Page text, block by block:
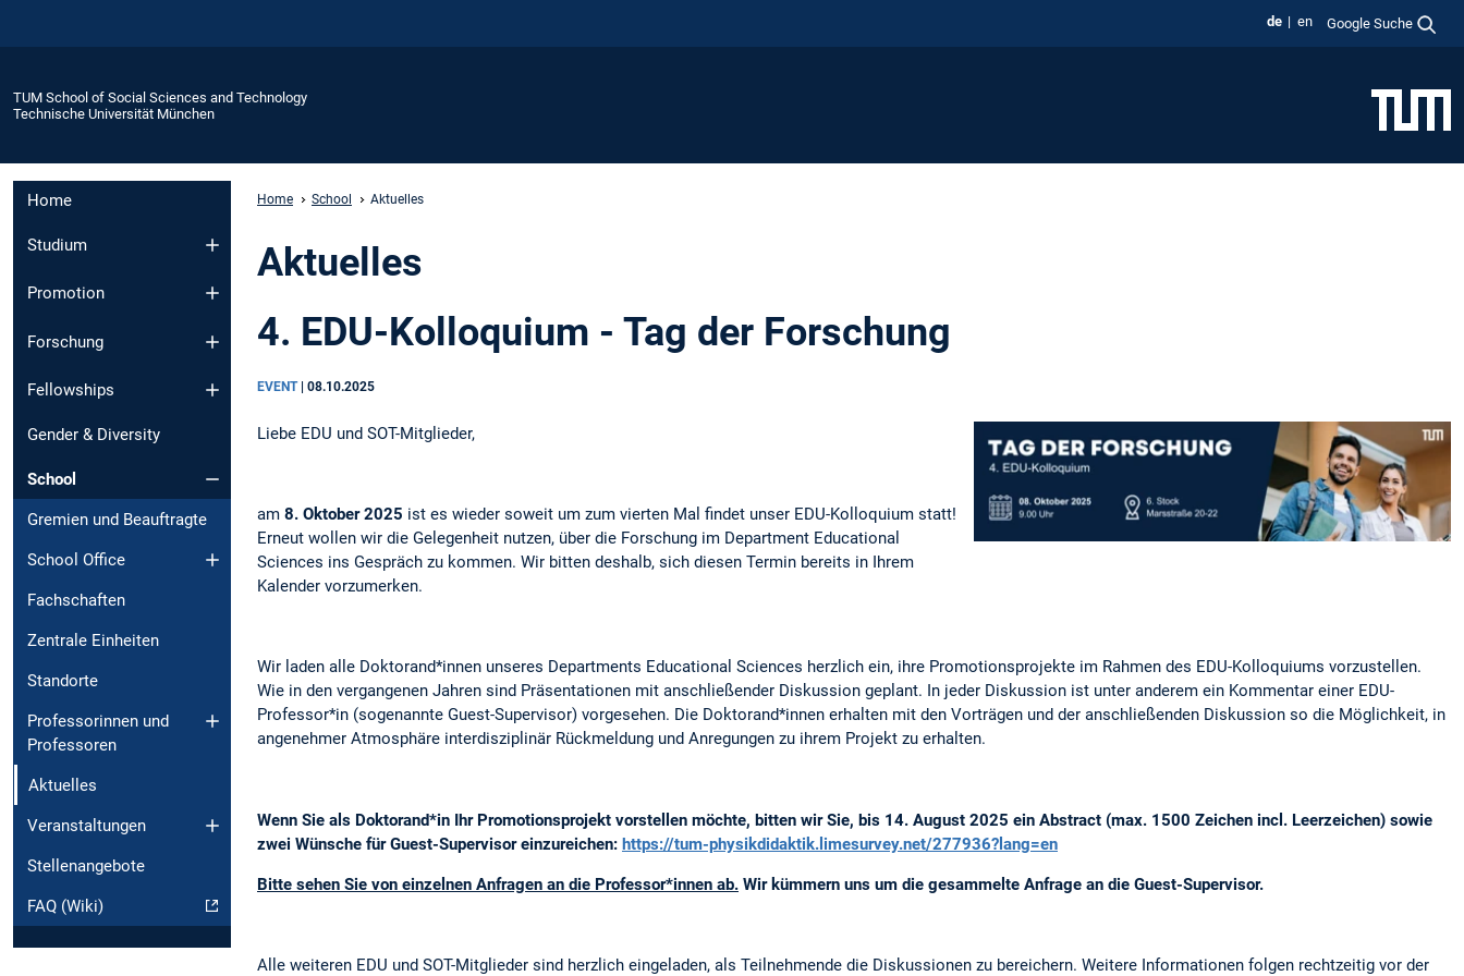
de en Google Suche
TUM School of Social Sciences and Technology
Technische Universität München
Home
Studium
Promotion
Forschung
Fellowships
Gender & Diversity
School
Gremien und Beauftragte
School Office
Fachschaften
Zentrale Einheiten
Standorte
Professorinnen und
Professoren
Aktuelles
Veranstaltungen
Stellenangebote
FAQ (Wiki)
Home School Aktuelles
Aktuelles
4. EDU-Kolloquium - Tag der Forschung
EVENT | 08.10.2025
Liebe EDU und SOT-Mitglieder,
am 8. Oktober 2025 ist es wieder soweit um zum vierten Mal findet unser EDU-Kolloquium statt!
Erneut wollen wir die Gelegenheit nutzen, über die Forschung im Department Educational
Sciences ins Gespräch zu kommen. Wir bitten deshalb, sich diesen Termin bereits in Ihrem
Kalender vorzumerken.
Wir laden alle Doktorand*innen unseres Departments Educational Sciences herzlich ein, ihre Promotionsprojekte im Rahmen des EDU-Kolloquiums vorzustellen.
Wie in den vergangenen Jahren sind Präsentationen mit anschließender Diskussion geplant. In jeder Diskussion ist unter anderem ein Kommentar einer EDU-
Professor*in (sogenannte Guest-Supervisor) vorgesehen. Die Doktorand*innen erhalten mit den Vorträgen und der anschließenden Diskussion so die Möglichkeit, in
angenehmer Atmosphäre interdisziplinär Rückmeldung und Anregungen zu ihrem Projekt zu erhalten.
Wenn Sie als Doktorand*in Ihr Promotionsprojekt vorstellen möchte, bitten wir Sie, bis 14. August 2025 ein Abstract (max. 1500 Zeichen incl. Leerzeichen) sowie
zwei Wünsche für Guest-Supervisor einzureichen: https://tum-physikdidaktik.limesurvey.net/277936?lang=en
Bitte sehen Sie von einzelnen Anfragen an die Professor*innen ab. Wir kümmern uns um die gesammelte Anfrage an die Guest-Supervisor.
Alle weiteren EDU und SOT-Mitglieder sind herzlich eingeladen, als Teilnehmende die Diskussionen zu bereichern. Weitere Informationen folgen rechtzeitig vor der